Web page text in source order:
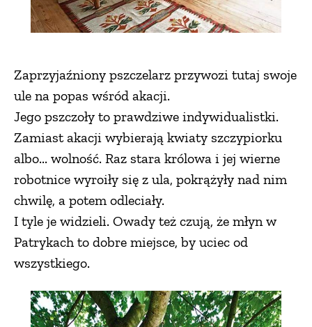
Zaprzyjaźniony pszczelarz przywozi tutaj swoje
ule na popas wśród akacji.
Jego pszczoły to prawdziwe indywidualistki.
Zamiast akacji wybierają kwiaty szczypiorku
albo... wolność. Raz stara królowa i jej wierne
robotnice wyroiły się z ula, pokrążyły nad nim
chwilę, a potem odleciały.
I tyle je widzieli. Owady też czują, że młyn w
Patrykach to dobre miejsce, by uciec od
wszystkiego.